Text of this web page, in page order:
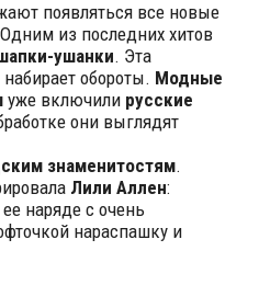
появляться все новые
из последних хитов
ушанки. Эта
обороты. Модные
уже включили русские
они выглядят
знаменитостям.
Лили Аллен:
наряде с очень
нараспашку и